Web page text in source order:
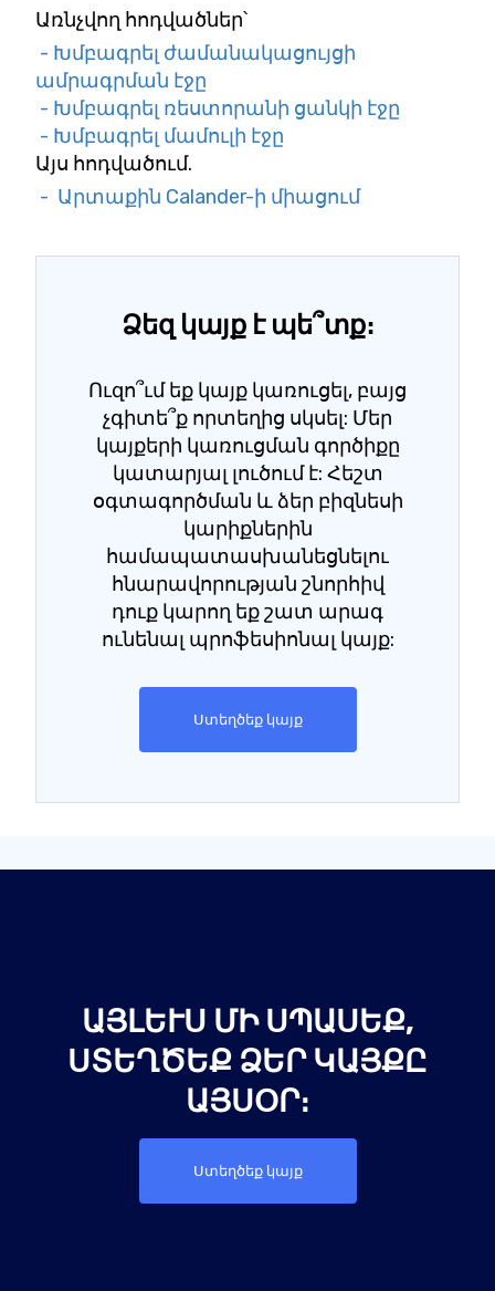
Առնչվող հոդվածներ՝
- Խմբագրել ժամանակացույցի
ամրագրման էջը
- Խմբագրել ռեստորանի ցանկի էջը
- Խմբագրել մամուլի էջը
Այս հոդվածում.
- Արտաքին Calander-ի միացում
Ձեզ կայք է պե՞տք։
Ուզո՞ւմ եք կայք կառուցել, բայց
չգիտե՞ք որտեղից սկսել: Մեր
կայքերի կառուցման գործիքը
կատարյալ լուծում է: Հեշտ
օգտագործման և ձեր բիզնեսի
կարիքներին
համապատասխանեցնելու
հնարավորության շնորհիվ
դուք կարող եք շատ արագ
ունենալ պրոֆեսիոնալ կայք:
Ստեղծեք կայք
ԱՅԼԵՒՍ ՄԻ ՍՊԱՍԵՔ, Ս
ՏԵՂԾԵՔ ՁԵՐ ԿԱՅՔԸ Ա
ՅՍՕՐ։
Ստեղծեք կայք